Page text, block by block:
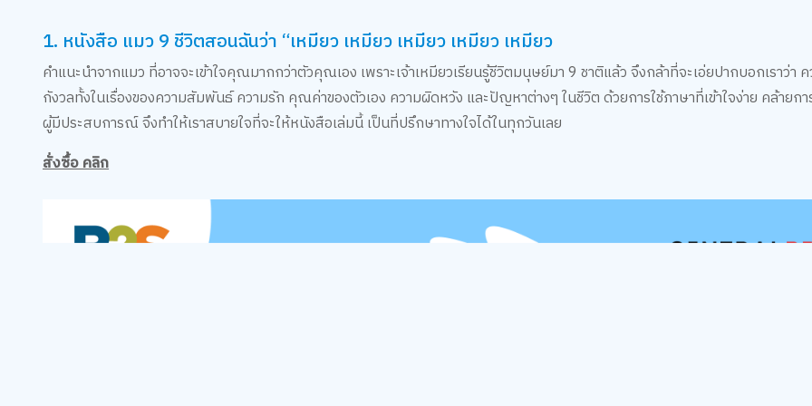
1. หนังสือ แมว 9 ชีวิตสอนฉันว่า “เหมียว เหมียว เหมียว เหมียว เหมียว
คำแนะนำจากแมว ที่อาจจะเข้าใจคุณมากกว่าตัวคุณเอง เพราะเจ้าเหมียวเรียนรู้ชีวิตมนุษย์มา 9 ชาติแล้ว จึงกล้าที่จะเอ่ยปากบอกเราว่า
กังวลทั้งในเรื่องของความสัมพันธ์ ความรัก คุณค่าของตัวเอง ความผิดหวัง และปัญหาต่างๆ ในชีวิต ด้วยการใช้ภาษาที่เข้าใจง่าย คล้ายก
ผู้มีประสบการณ์ จึงทำให้เราสบายใจที่จะให้หนังสือเล่มนี้ เป็นที่ปรึกษาทางใจได้ในทุกวันเลย
สั่งซื้อ คลิก